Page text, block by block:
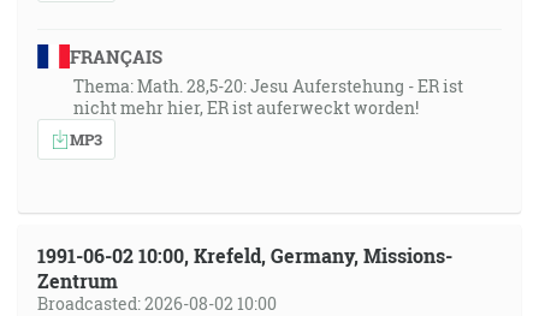
FRANÇAIS
Thema: Math. 28,5-20: Jesu Auferstehung - ER ist
nicht mehr hier, ER ist auferweckt worden!
MP3
1991-06-02 10:00, Krefeld, Germany, Missions-
Zentrum
Broadcasted: 2026-08-02 10:00